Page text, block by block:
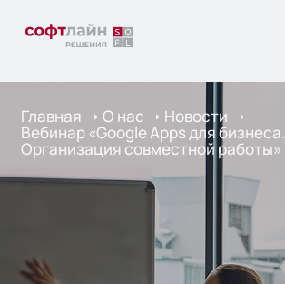
Главная О нас Новости
Вебинар «Google Apps для бизнеса.
Организация совместной работы»